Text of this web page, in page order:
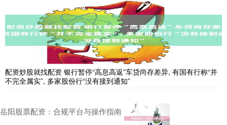
配资炒股就找配资 银行暂停“高息高返”车贷尚存差异, 有国有行称“并
不完全属实”, 多家股份行“没有接到通知”
岳阳股票配资：合规平台与操作指南